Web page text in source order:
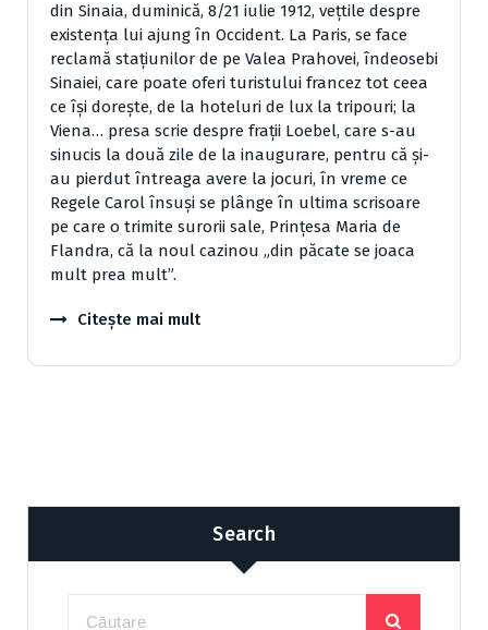
din Sinaia, duminică, 8/21 iulie 1912, vețtile despre
existența lui ajung în Occident. La Paris, se face
reclamă stațiunilor de pe Valea Prahovei, îndeosebi
Sinaiei, care poate oferi turistului francez tot ceea
ce își dorește, de la hoteluri de lux la tripouri; la
Viena… presa scrie despre frații Loebel, care s-au
sinucis la două zile de la inaugurare, pentru că și-
au pierdut întreaga avere la jocuri, în vreme ce
Regele Carol însuși se plânge în ultima scrisoare
pe care o trimite surorii sale, Prințesa Maria de
Flandra, că la noul cazinou „din păcate se joaca
mult prea mult”.
Citește mai mult
Search